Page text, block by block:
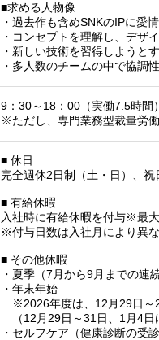
■求める人物像
・過去作も含めSNKのIPに愛
・コンセプトを理解し、デザ
・新しい技術を習得しようと
・多人数のチームの中で協調
9：30～18：00（実働7.5時間）
※ただし、専門業務型裁量労
■ 休日
完全週休2日制（土・日）、祝
■ 有給休暇
入社時に有給休暇を付与※最
※付与日数は入社月により異
■ その他休暇
・夏季（7月から9月までの連
・年末年始
※2026年度は、12月29日～
（12月29日～31日、1月4日
・セルフケア（健康診断の受診